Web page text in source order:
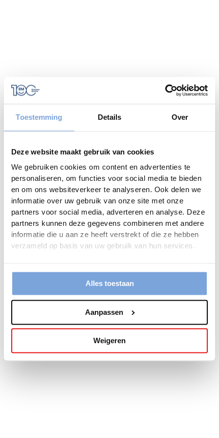
Toestemming Details Over
Deze website maakt gebruik van cookies
We gebruiken cookies om content en advertenties te
personaliseren, om functies voor social media te bieden
en om ons websiteverkeer te analyseren. Ook delen we
informatie over uw gebruik van onze site met onze
partners voor social media, adverteren en analyse. Deze
partners kunnen deze gegevens combineren met andere
informatie die u aan ze heeft verstrekt of die ze hebben
verzameld op basis van uw gebruik van hun services.
Alles toestaan
Aanpassen
Weigeren
Application error: a client-side exception has occurred while
loading
www.caramelcampers.be (see the browser console
more information).